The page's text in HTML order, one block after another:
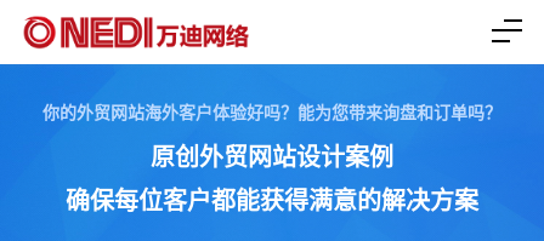
你的外贸网站海外客户体验好吗？能为您带来询盘和订单吗？
原创外贸网站设计案例
确保每位客户都能获得满意的解决方案